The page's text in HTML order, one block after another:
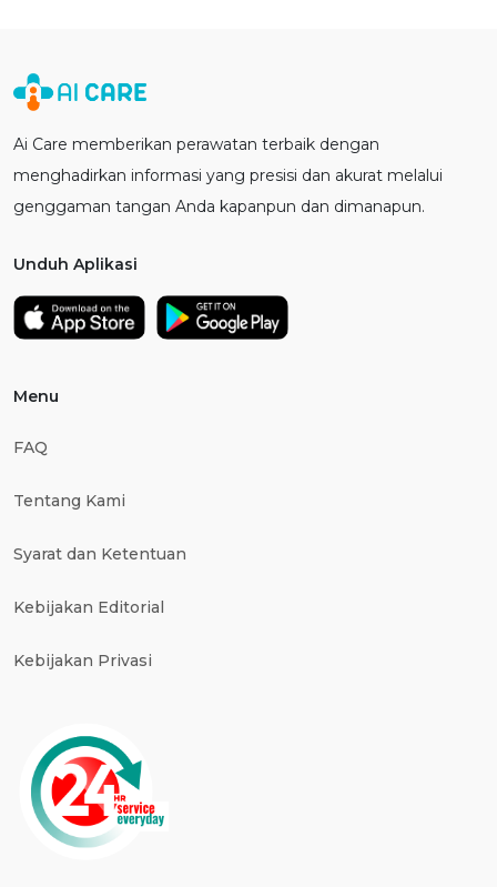
Ai Care memberikan perawatan terbaik dengan
menghadirkan informasi yang presisi dan akurat melalui
genggaman tangan Anda kapanpun dan dimanapun.
Unduh Aplikasi
Menu
FAQ
Tentang Kami
Syarat dan Ketentuan
Kebijakan Editorial
Kebijakan Privasi